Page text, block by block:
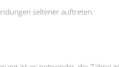
seltener auftreten.